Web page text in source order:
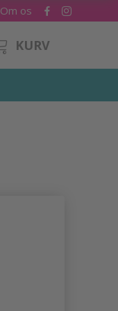
Om os
KURV